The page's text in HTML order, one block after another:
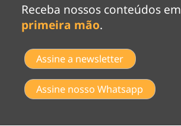
Receba nossos conteúdos em
primeira mão.
Assine a newsletter
Assine nosso Whatsapp